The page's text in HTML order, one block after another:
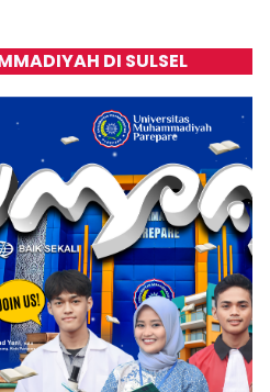
DI SULSEL